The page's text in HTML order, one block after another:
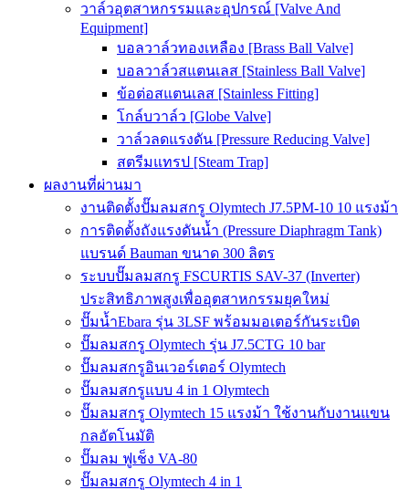
วาล์วอุตสาหกรรมและอุปกรณ์ [Valve And
Equipment]
บอลวาล์วทองเหลือง [Brass Ball Valve]
บอลวาล์วสแตนเลส [Stainless Ball Valve]
ข้อต่อสแตนเลส [Stainless Fitting]
โกล์บวาล์ว [Globe Valve]
วาล์วลดแรงดัน [Pressure Reducing Valve]
สตรีมแทรป [Steam Trap]
ผลงานที่ผ่านมา
งานติดตั้งปั๊มลมสกรู Olymtech J7.5PM-10 10 แรงม้า
การติดตั้งถังแรงดันน้ำ (Pressure Diaphragm Tank)
แบรนด์ Bauman ขนาด 300 ลิตร
ระบบปั๊มลมสกรู FSCURTIS SAV-37 (Inverter)
ประสิทธิภาพสูงเพื่ออุตสาหกรรมยุคใหม่
ปั๊มน้ำEbara รุ่น 3LSF พร้อมมอเตอร์กันระเบิด
ปั๊มลมสกรู Olymtech รุ่น J7.5CTG 10 bar
ปั๊มลมสกรูอินเวอร์เตอร์ Olymtech
ปั๊มลมสกรูแบบ 4 in 1 Olymtech
ปั๊มลมสกรู Olymtech 15 แรงม้า ใช้งานกับงานแขน
กลอัตโนมัติ
ปั๊มลม ฟูเช็ง VA-80
ปั๊มลมสกรู Olymtech 4 in 1